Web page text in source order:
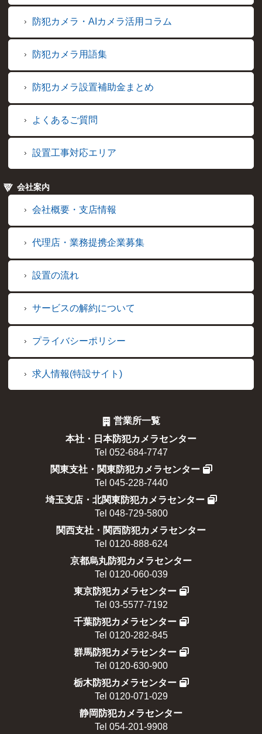
防犯カメラ・AIカメラ活用コラム
防犯カメラ用語集
防犯カメラ設置補助金まとめ
よくあるご質問
設置工事対応エリア
会社案内
会社概要・支店情報
代理店・業務提携企業募集
設置の流れ
サービスの解約について
プライバシーポリシー
求人情報(特設サイト)
営業所一覧
本社・日本防犯カメラセンター
Tel 052-684-7747
関東支社・関東防犯カメラセンター
Tel 045-228-7440
埼玉支店・北関東防犯カメラセンター
Tel 048-729-5800
関西支社・関西防犯カメラセンター
Tel 0120-888-624
京都烏丸防犯カメラセンター
Tel 0120-060-039
東京防犯カメラセンター
Tel 03-5577-7192
千葉防犯カメラセンター
Tel 0120-282-845
群馬防犯カメラセンター
Tel 0120-630-900
栃木防犯カメラセンター
Tel 0120-071-029
静岡防犯カメラセンター
Tel 054-201-9908